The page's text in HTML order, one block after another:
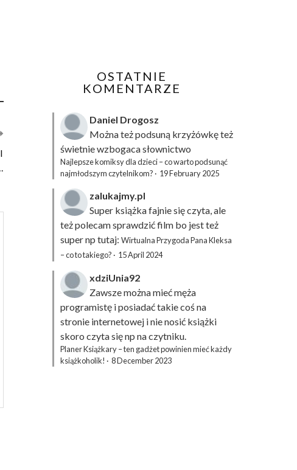
OSTATNIE
KOMENTARZE
Daniel Drogosz
Można też podsuną krzyżówkęteż
świetnie wzbogaca słownictwo
Najlepsze komiksy dla dzieci – co warto podsunąć
najmłodszym czytelnikom? · 19 February 2025
zalukajmy.pl
Super książka fajnie się czyta, ale
też polecam sprawdzić film bo jest też
super np tutaj: Wirtualna Przygoda Pana Kleksa
– co to takiego? · 15 April 2024
xdziUnia92
Zawsze można mieć męża
programistę i posiadać takie coś na
stronie internetowej i nie nosić książki
skoro czyta się np na czytniku.
Planer Książkary – ten gadżet powinien mieć każdy
książkoholik! · 8 December 2023